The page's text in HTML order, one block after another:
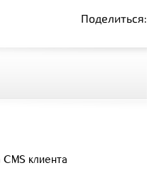
Поделиться:
клиента